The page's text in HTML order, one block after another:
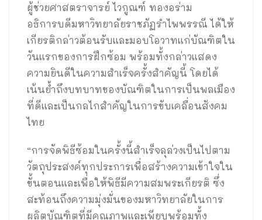
ผู้ช่วยศาสตราจารย์ ไวกูณฑ์ ทองอร่าม
อธิการบดีมหาวิทยาลัยราชภัฏรำไพพรรณี ได้ให้
เกียรติกล่าวต้อนรับและมอบโอวาทแก่บัณฑิตใน
วันแรกของการฝึกซ้อม พร้อมทั้งกล่าวแสดง
ความยินดีในความสำเร็จครั้งสำคัญนี้ โดยได้
เน้นย้ำถึงบทบาทของบัณฑิตในการเป็นพลเมือง
ที่ดีและเป็นกลไกสำคัญในการขับเคลื่อนสังคม
ไทย
“การจัดพิธีซ้อมในครั้งนี้สำเร็จลุล่วงเป็นไปตาม
วัตถุประสงค์ทุกประการเพื่อสร้างความเข้าใจใน
ขั้นตอนและเพื่อให้พิธีมีความสมพระเกียรติ ซึ่ง
สะท้อนถึงความมุ่งมั่นของมหาวิทยาลัยในการ
ผลิตบัณฑิตที่มีคุณภาพและเพียบพร้อมทั้ง